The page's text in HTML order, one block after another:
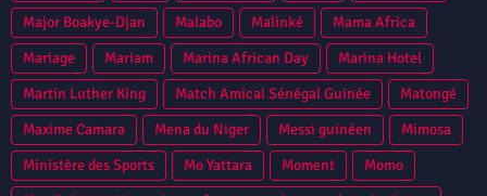
Major Boakye-Djan
Malabo Malinké
Mama Africa
Mariage
Mariam Marina African Day
Marina Hotel
Martin Luther King
Match Amical Sénégal Guinée
Matongé
Maxime Camara
Mena du Niger Messi guinéen
Mimosa
Ministère des Sports
Mo Yattara Moment
Momo